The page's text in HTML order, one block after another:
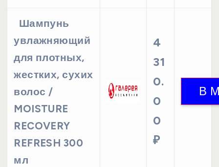
Шампунь
увлажняющий
для плотных,
жестких, сухих
волос /
MOISTURE
RECOVERY
REFRESH 300
мл
4
31
0.
0
0
₽